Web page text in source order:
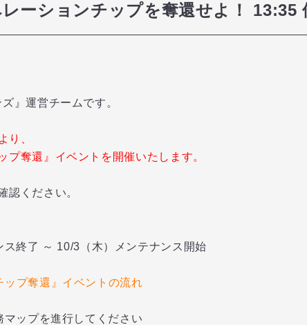
ーションチップを奪還せよ！ 13:35
』運営チームです。
り、
プ奪還』イベントを開催いたします。
認ください。
終了 ～ 10/3（木）メンテナンス開始
プ奪還』イベント の流れ
ップを進行してください